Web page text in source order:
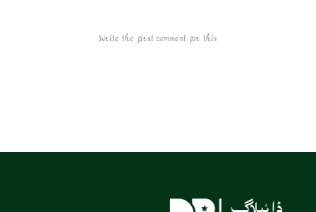
Write the first comment for this!